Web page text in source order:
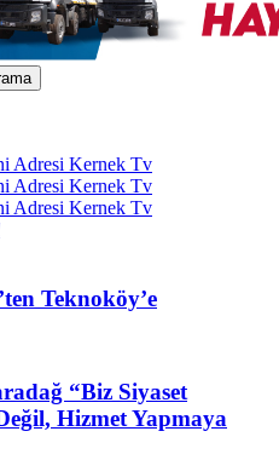
Adresi Kernek Tv
Adresi Kernek Tv
Adresi Kernek Tv
Teknoköy’e
“Biz Siyaset
Hizmet Yapmaya